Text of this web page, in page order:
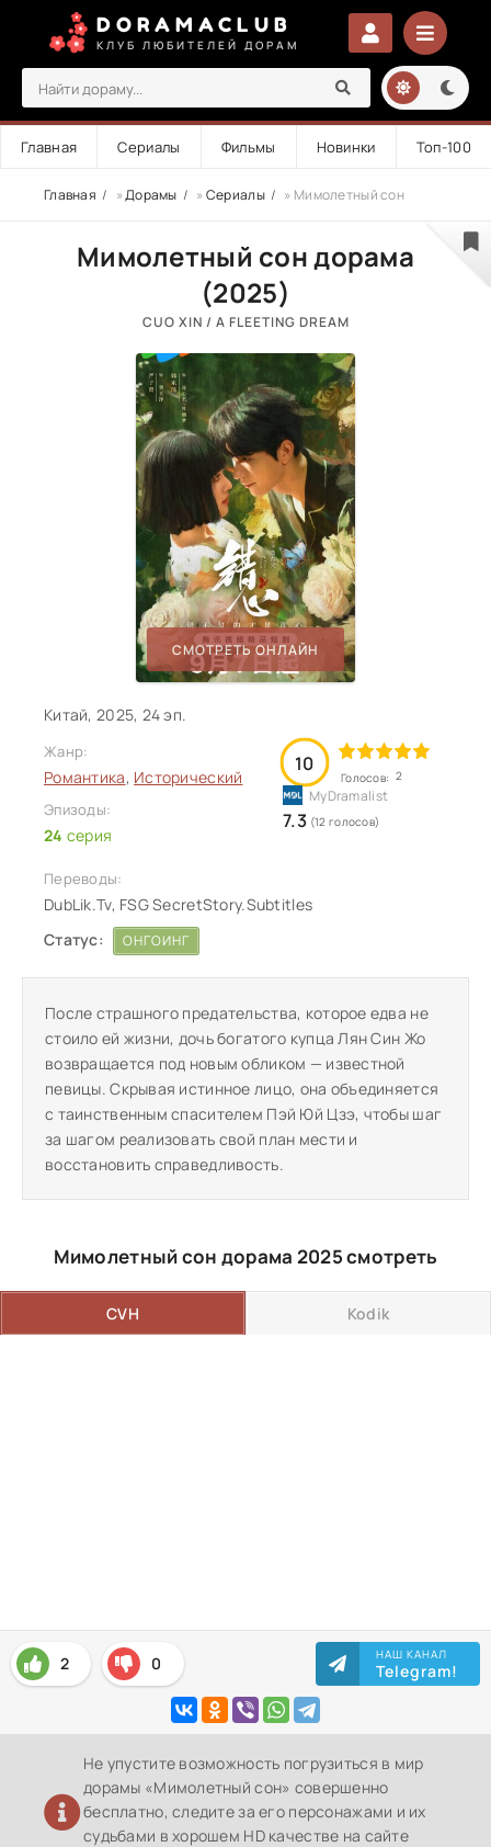
DORAMACLUB
КЛУБ ЛЮБИТЕЛЕЙ ДОРАМ
Главная Сериалы Фильмы Новинки Топ-100
Главная »Дорамы » Сериалы » Мимолетный сон
Мимолетный сон дорама
(2025)
CUO XIN / A FLEETING DREAM
СМОТРЕТЬ ОНЛАЙН
Китай, 2025, 24 эп.
Жанр:
Романтика, Исторический
Эпизоды:
24 серия
10
Голосов: 2
7.3 (12 голосов)
Переводы:
DubLik.Tv, FSG SecretStory.Subtitles
Статус:
ОНГОИНГ
После страшного предательства, которое едва не
стоило ей жизни, дочь богатого купца Лян Син Жо
возвращается под новым обликом — известной
певицы. Скрывая истинное лицо, она объединяется
с таинственным спасителем Пэй Юй Цзэ, чтобы шаг
за шагом реализовать свой план мести и
восстановить справедливость.
Мимолетный сон дорама 2025 смотреть
CVH Kodik
2 0 НАШ КАНАЛ
Telegram!
Не упустите возможность погрузиться в мир
дорамы «Мимолетный сон» совершенно
бесплатно, следите за его персонажами и их
судьбами в хорошем HD качестве на сайте